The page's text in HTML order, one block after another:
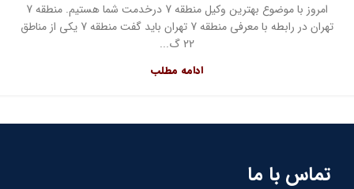
امروز با موضوع بهترین وکیل منطقه 7 درخدمت شما هستیم. منطقه 7
تهران در رابطه با معرفی منطقه 7 تهران باید گفت منطقه 7 یکی از مناطق
22 گ...
ادامه مطلب
تماس با ما